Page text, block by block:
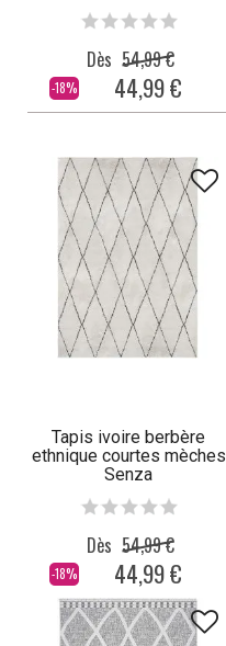
-18%
Dès 54,99 €
44,99 €
Tapis ivoire berbère
ethnique courtes mèches
Senza
-18%
Dès 54,99 €
44,99 €